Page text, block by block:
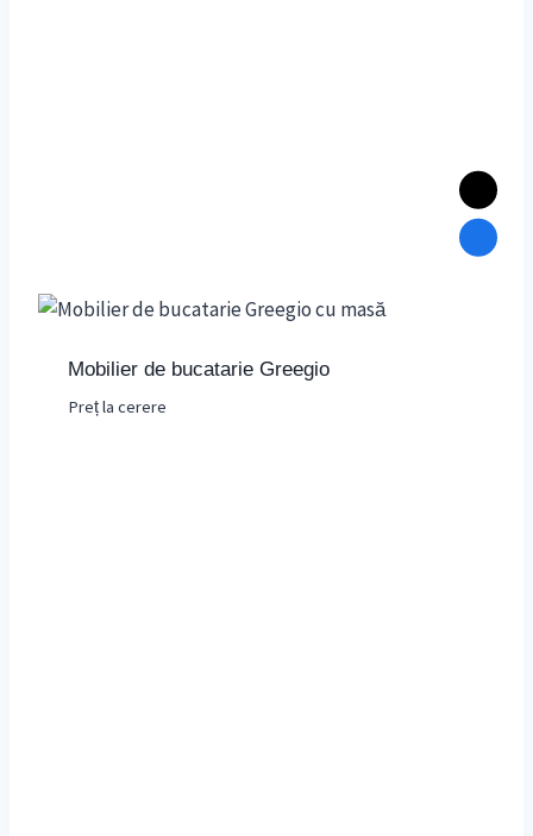
Mobilier de bucatarie Greegio
Preț la cerere